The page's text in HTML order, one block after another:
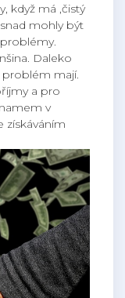
když má ‚čistý
snad mohly být
Daleko
problém mají.
a pro
v
získáváním